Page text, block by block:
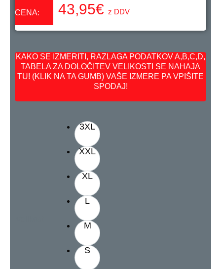
CENA: 43,95€ z DDV
KAKO SE IZMERITI, RAZLAGA PODATKOV A,B,C,D,
TABELA ZA DOLOČITEV VELIKOSTI SE NAHAJA
TU! (KLIK NA TA GUMB) VAŠE IZMERE PA VPIŠITE
SPODAJ!
3XL
XXL
XL
L
M
S